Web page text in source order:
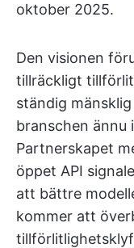
oktober 2025.
Den visionen
tillräckligt
ständig
branschen ännu
Partnerskapet
öppet API
att bättre
kommer att